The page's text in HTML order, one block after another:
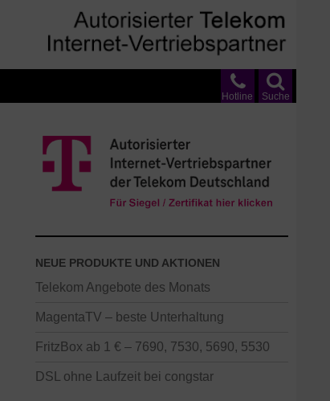
Suche
Hotline
NEUE PRODUKTE UND AKTIONEN
Telekom Angebote des Monats
MagentaTV – beste Unterhaltung
FritzBox ab 1 € – 7690, 7530, 5690, 5530
DSL ohne Laufzeit bei congstar